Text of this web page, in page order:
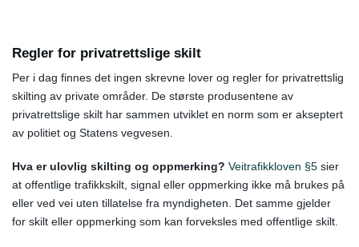
Regler for privatrettslige skilt
Per i dag finnes det ingen skrevne lover og regler for privatrettslig
skilting av private områder. De største produsentene av
privatrettslige skilt har sammen utviklet en norm som er akseptert
av politiet og Statens vegvesen.
Hva er ulovlig skilting og oppmerking? Veitrafikkloven §5 sier
at offentlige trafikkskilt, signal eller oppmerking ikke må brukes på
eller ved vei uten tillatelse fra myndigheten. Det samme gjelder
for skilt eller oppmerking som kan forveksles med offentlige skilt.